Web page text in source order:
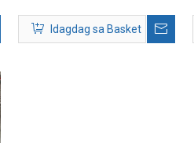
Split System
Idagdag sa Basket